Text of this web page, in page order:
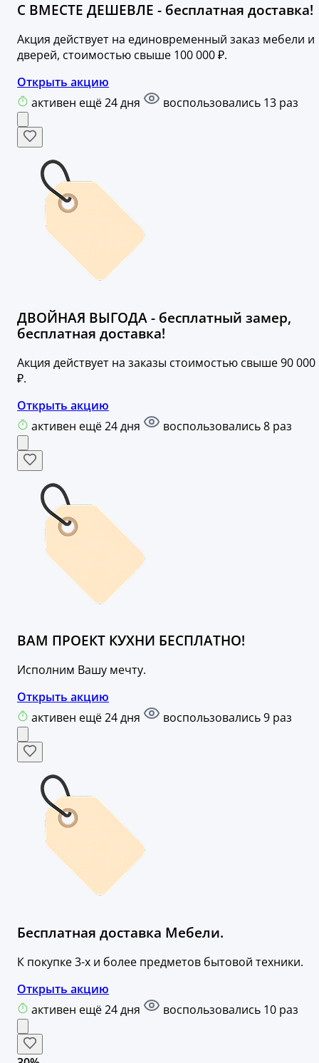
С ВМЕСТЕ ДЕШЕВЛЕ - бесплатная доставка!
Акция действует на единовременный заказ мебели и
дверей, стоимостью свыше 100 000 ₽.
Открыть акцию
активен ещё 24 дня
воспользовались 13 раз
ДВОЙНАЯ ВЫГОДА - бесплатный замер,
бесплатная доставка!
Акция действует на заказы стоимостью свыше 90 000
₽.
Открыть акцию
активен ещё 24 дня
воспользовались 8 раз
ВАМ ПРОЕКТ КУХНИ БЕСПЛАТНО!
Исполним Вашу мечту.
Открыть акцию
активен ещё 24 дня
воспользовались 9 раз
Бесплатная доставка Мебели.
К покупке 3-х и более предметов бытовой техники.
Открыть акцию
активен ещё 24 дня
воспользовались 10 раз